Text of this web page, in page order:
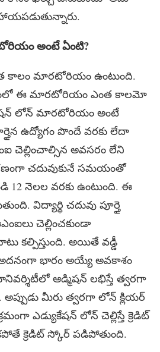
అంటే ఏంటి?
కాలం మారటోరియం ఉంటుంది.
ఈ మారటోరియం ఎంత కాలమో
లోన్ మారటోరియం అంటే
ఉద్యోగం పొందే వరకు లేదా
చెల్లించాల్సిన అవసరం లేని
చదువుకునే సమయంతో
12 నెలల వరకు ఉంటుంది. ఈ
విద్యార్ధి చదువు పూర్తై
చెల్లించకుండా
కల్పిస్తుంది. అయితే వడ్డీ
అదనంగా భారం అయ్యే అవకాశం
ఆడ్మిషన్ లభిస్తే త్వరగా
అప్పుడు మీరు త్వరగా లోన్ క్లియర్
ఎడ్యుకేషన్ లోన్ చెల్లిస్తే క్రెడిట్
క్రెడిట్ స్కోర్ పడిపోతుంది.